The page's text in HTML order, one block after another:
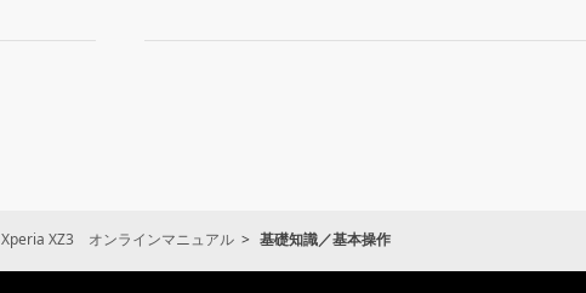
Xperia XZ3 オンラインマニュアル 基礎知識／基本操作